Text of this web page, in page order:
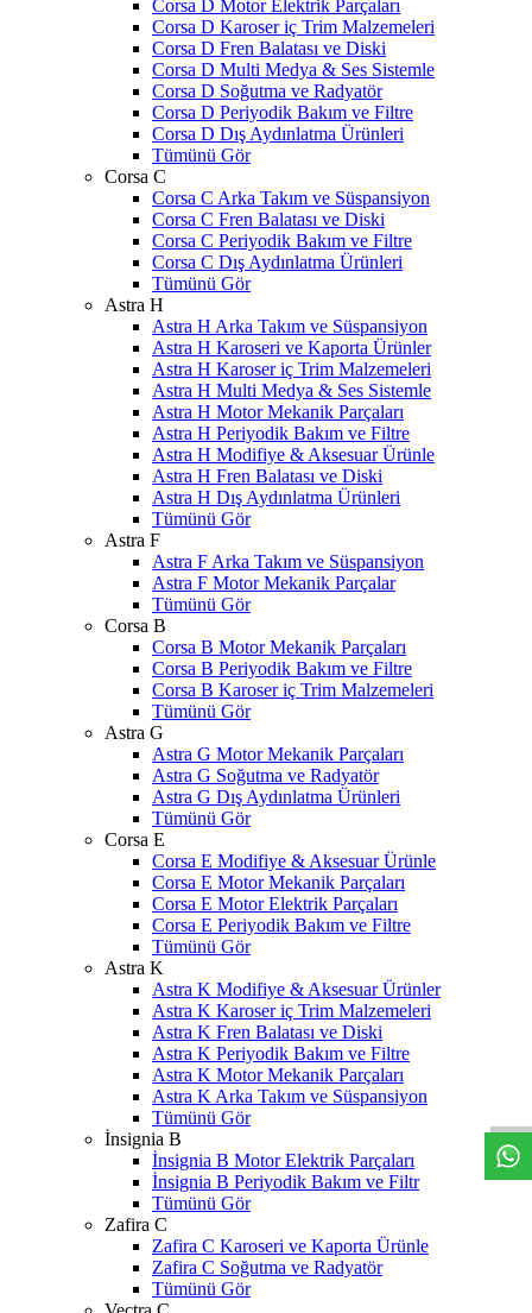
Corsa D Motor Elektrik Parçaları
Corsa D Karoser iç Trim Malzemeleri
Corsa D Fren Balatası ve Diski
Corsa D Multi Medya & Ses Sistemle
Corsa D Soğutma ve Radyatör
Corsa D Periyodik Bakım ve Filtre
Corsa D Dış Aydınlatma Ürünleri
Tümünü Gör
Corsa C
Corsa C Arka Takım ve Süspansiyon
Corsa C Fren Balatası ve Diski
Corsa C Periyodik Bakım ve Filtre
Corsa C Dış Aydınlatma Ürünleri
Tümünü Gör
Astra H
Astra H Arka Takım ve Süspansiyon
Astra H Karoseri ve Kaporta Ürünler
Astra H Karoser iç Trim Malzemeleri
Astra H Multi Medya & Ses Sistemle
Astra H Motor Mekanik Parçaları
Astra H Periyodik Bakım ve Filtre
Astra H Modifiye & Aksesuar Ürünle
Astra H Fren Balatası ve Diski
Astra H Dış Aydınlatma Ürünleri
Tümünü Gör
Astra F
Astra F Arka Takım ve Süspansiyon
Astra F Motor Mekanik Parçalar
Tümünü Gör
Corsa B
Corsa B Motor Mekanik Parçaları
Corsa B Periyodik Bakım ve Filtre
Corsa B Karoser iç Trim Malzemeleri
Tümünü Gör
Astra G
Astra G Motor Mekanik Parçaları
Astra G Soğutma ve Radyatör
Astra G Dış Aydınlatma Ürünleri
Tümünü Gör
Corsa E
Corsa E Modifiye & Aksesuar Ürünle
Corsa E Motor Mekanik Parçaları
Corsa E Motor Elektrik Parçaları
Corsa E Periyodik Bakım ve Filtre
Tümünü Gör
Astra K
Astra K Modifiye & Aksesuar Ürünler
Astra K Karoser iç Trim Malzemeleri
Astra K Fren Balatası ve Diski
Astra K Periyodik Bakım ve Filtre
Astra K Motor Mekanik Parçaları
Astra K Arka Takım ve Süspansiyon
Tümünü Gör
İnsignia B
İnsignia B Motor Elektrik Parçaları
İnsignia B Periyodik Bakım ve Filtr
Tümünü Gör
Zafira C
Zafira C Karoseri ve Kaporta Ürünle
Zafira C Soğutma ve Radyatör
Tümünü Gör